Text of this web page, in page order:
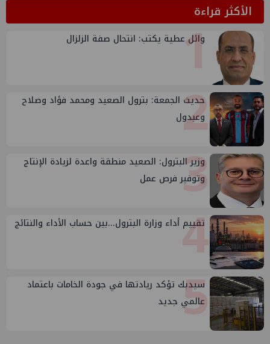
الأكثر قراءة1
وائل عطية يكتب: انتحال صفة الزلزال
2
حديث الجمعة: بترول الصعيد ومحمد فؤاد وصلاح
وعبدول
3
وزير البترول: الصعيد منطقة واعدة لزيادة الإنتاج
وتوفير فرص عمل
4
تقييم أداء وزارة البترول...بين حساب الأداء والنتائج
5
سيدبك تؤكد ريادتها في جودة الخامات باعتماد
عالمي جديد